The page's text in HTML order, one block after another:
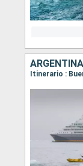
Itinerario :